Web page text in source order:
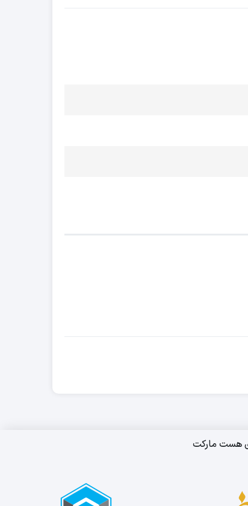
هست مارکت